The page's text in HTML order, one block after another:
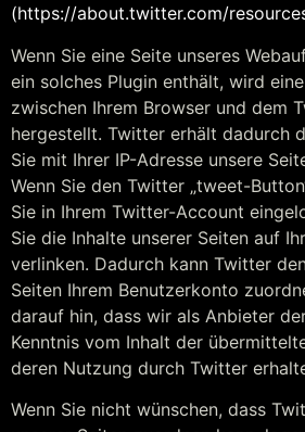
(https://about.twitter.com/
Wenn Sie eine Seite unseres
ein solches Plugin enthält, wird
zwischen Ihrem Browser und dem
hergestellt. Twitter erhält dadurch
Sie mit Ihrer IP-Adresse unsere
Wenn Sie den Twitter „tweet-
Sie in Ihrem Twitter-Account
Sie die Inhalte unserer Seiten auf
verlinken. Dadurch kann Twitter
Seiten Ihrem Benutzerkonto
darauf hin, dass wir als Anbieter
Kenntnis vom Inhalt der
deren Nutzung durch Twitter
Wenn Sie nicht wünschen, dass